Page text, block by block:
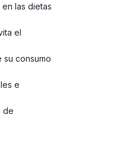
las dietas
el
consumo
e
de